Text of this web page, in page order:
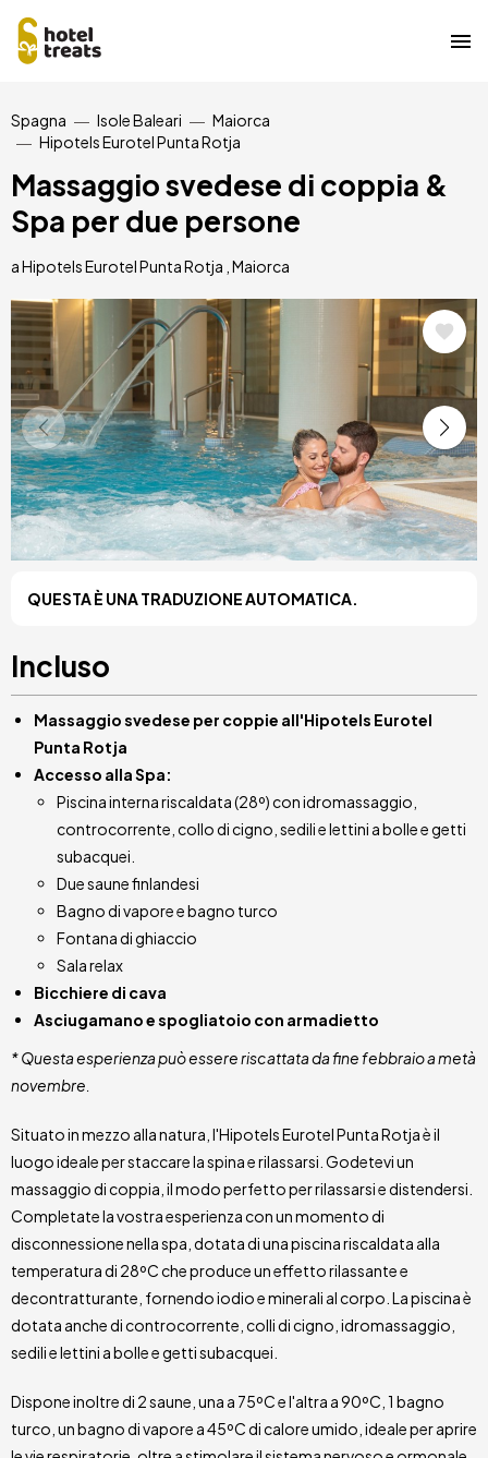
al
contenuto
principale
Spagna Isole Baleari
Maiorca
Hipotels Eurotel Punta Rotja
Massaggio svedese di coppia &
Spa per due persone
a Hipotels Eurotel Punta Rotja , Maiorca
Immagine
QUESTA È UNA TRADUZIONE AUTOMATICA.
Incluso
Massaggio svedese per coppie all'Hipotels Eurotel
Punta Rotja
Accesso alla Spa:
Piscina interna riscaldata (28º) con idromassaggio,
controcorrente, collo di cigno, sedili e lettini a bolle e getti
subacquei.
Due saune finlandesi
Bagno di vapore e bagno turco
Fontana di ghiaccio
Sala relax
Bicchiere di cava
Asciugamano e spogliatoio con armadietto
* Questa esperienza può essere riscattata da fine febbraio a metà
novembre.
Situato in mezzo alla natura, l'Hipotels Eurotel Punta Rotja è il
luogo ideale per staccare la spina e rilassarsi. Godetevi un
massaggio di coppia, il modo perfetto per rilassarsi e distendersi.
Completate la vostra esperienza con un momento di
disconnessione nella spa, dotata di una piscina riscaldata alla
temperatura di 28ºC che produce un effetto rilassante e
decontratturante, fornendo iodio e minerali al corpo. La piscina è
dotata anche di controcorrente, colli di cigno, idromassaggio,
sedili e lettini a bolle e getti subacquei.
Dispone inoltre di 2 saune, una a 75ºC e l'altra a 90ºC, 1 bagno
turco, un bagno di vapore a 45ºC di calore umido, ideale per aprire